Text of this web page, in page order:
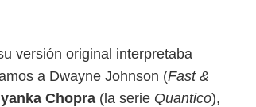
versión original interpretaba
a Dwayne Johnson (Fast &
Chopra (la serie Quantico),